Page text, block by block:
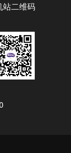
站二维码